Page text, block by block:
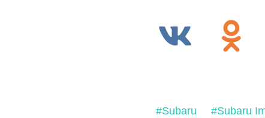
#Subaru #Subaru